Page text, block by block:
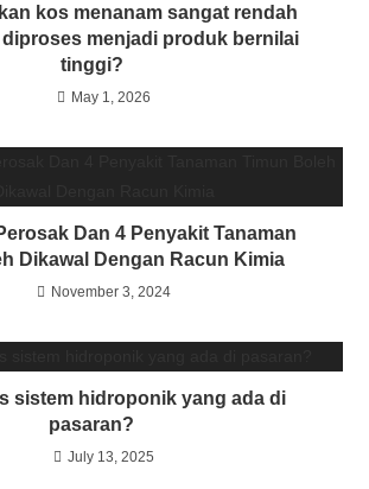
kos menanam sangat rendah
menjadi produk bernilai
tinggi?
May 1, 2026
Dan 4 Penyakit Tanaman
Dikawal Dengan Racun Kimia
November 3, 2024
sistem hidroponik yang ada di
pasaran?
July 13, 2025